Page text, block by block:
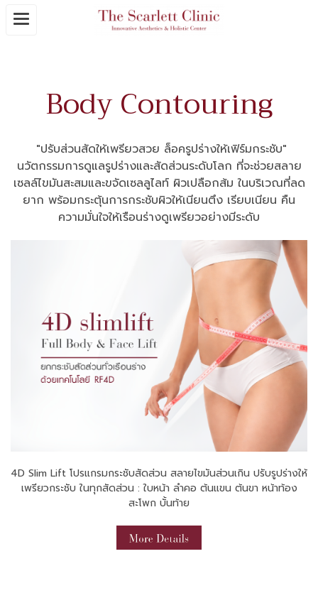
Body Contouring
"ปรับส่วนสัดให้เพรียวสวย ล็อครูปร่างให้เฟิร์มกระชับ"
นวัตกรรมการดูแลรูปร่างและสัดส่วนระดับโลก ที่จะช่วยสลาย
เซลล์ไขมันสะสมและขจัดเซลลูไลท์ ผิวเปลือกส้ม ในบริเวณที่ลด
ยาก พร้อมกระตุ้นการกระชับผิวให้เนียนตึง เรียบเนียน คืน
ความมั่นใจให้เรือนร่างดูเพรียวอย่างมีระดับ
4D Slim Lift โปรแกรมกระชับสัดส่วน สลายไขมันส่วนเกิน ปรับรูปร่างให้
เพรียวกระชับ ในทุกสัดส่วน : ใบหน้า ลำคอ ต้นแขน ต้นขา หน้าท้อง
สะโพก บั้นท้าย